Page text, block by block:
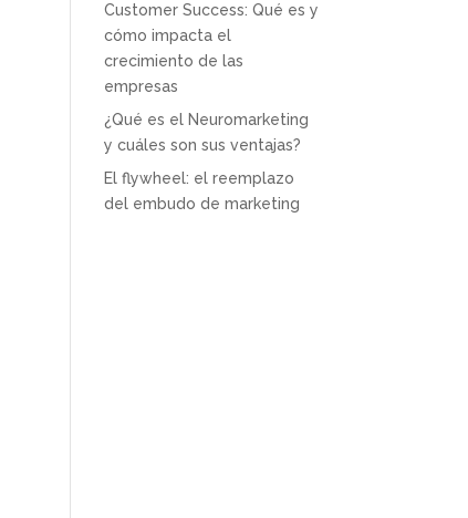
Customer Success: Qué es y
cómo impacta el
crecimiento de las
empresas
¿Qué es el Neuromarketing
y cuáles son sus ventajas?
El flywheel: el reemplazo
del embudo de marketing